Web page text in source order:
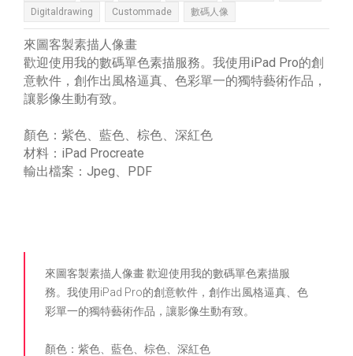
Digitaldrawing
Custommade 數碼人像
來圖客製素描人像畫
歡迎使用我的數碼單色素描服務。我使用iPad Pro的創
意軟件，創作出風格逼真、色彩單一的獨特藝術作品，
讓影像生動有致。
顏色：紫色、藍色、棕色、深紅色
材料：iPad Procreate
輸出檔案：Jpeg、PDF
來圖客製素描人像畫 歡迎使用我的數碼單色素描服
務。我使用iPad Pro的創意軟件，創作出風格逼真、色
彩單一的獨特藝術作品，讓影像生動有致。
顏色：紫色、藍色、棕色、深紅色